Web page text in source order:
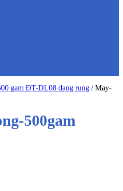
gam ĐT-DL08 dạng rung /May-
500gam